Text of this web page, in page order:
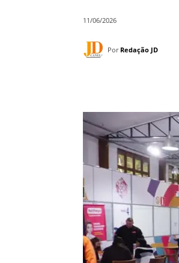
11/06/2026
Por Redação JD